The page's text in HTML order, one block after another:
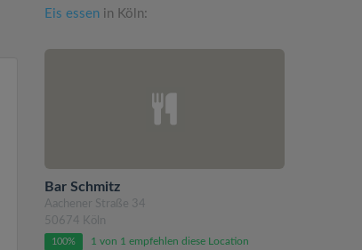
Eis essen in Köln:
Bar Schmitz
Aachener Straße 34
50674 Köln
100% 1 von 1 empfehlen diese Location